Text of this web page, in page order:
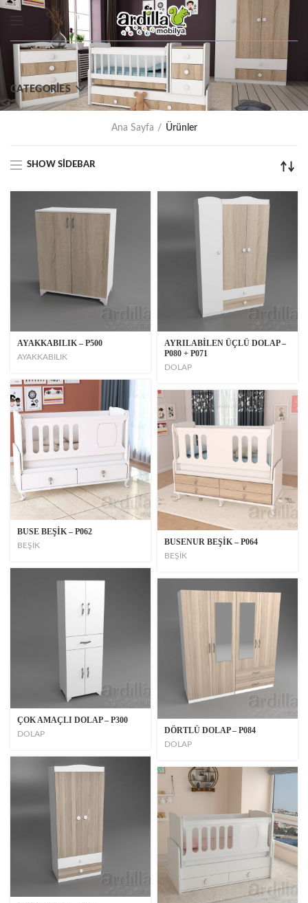
CATEGORIES
Ana Sayfa Ürünler
SHOW SIDEBAR
AYAKKABILIK – P500
AYAKKABILIK
AYRILABİLEN ÜÇLÜ DOLAP –
P080 + P071
DOLAP
BUSE BEŞİK – P062
BEŞİK BUSENUR BEŞİK – P064
BEŞİK
ÇOK AMAÇLI DOLAP – P300
DOLAP DÖRTLÜ DOLAP – P084
DOLAP